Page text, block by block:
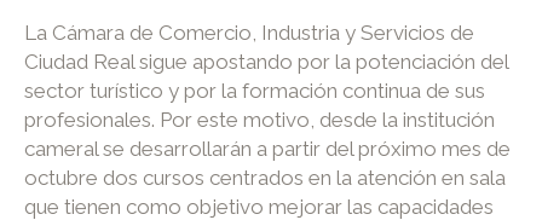
La Cámara de Comercio, Industria y Servicios de
Ciudad Real sigue apostando por la potenciación del
sector turístico y por la formación continua de sus
profesionales. Por este motivo, desde la institución
cameral se desarrollarán a partir del próximo mes de
octubre dos cursos centrados en la atención en sala
que tienen como objetivo mejorar las capacidades